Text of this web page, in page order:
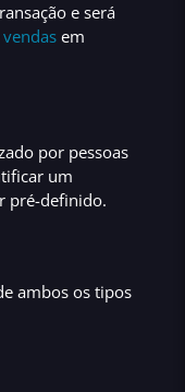
e será
vendas em
por pessoas
um
pré-definido.
ambos os tipos